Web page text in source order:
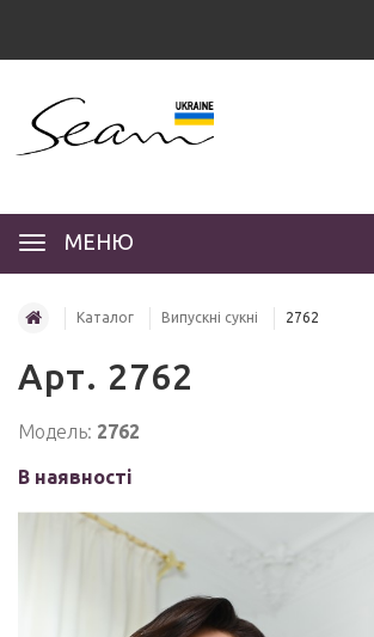
МЕНЮ
Каталог Випускні сукні 2762
Арт. 2762
Модель: 2762
В наявності